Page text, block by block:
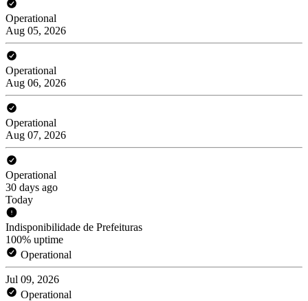
Operational
Aug 05, 2026
Operational
Aug 06, 2026
Operational
Aug 07, 2026
Operational
30 days ago
Today
Indisponibilidade de Prefeituras
100% uptime
Operational
Jul 09, 2026
Operational